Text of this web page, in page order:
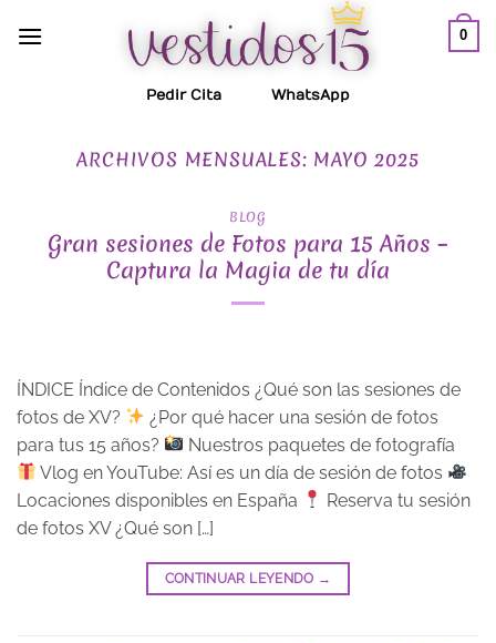
0
Pedir Cita WhatsApp
ARCHIVOS MENSUALES: MAYO 2025
BLOG
Gran sesiones de Fotos para 15 Años –
Captura la Magia de tu día
ÍNDICE Índice de Contenidos ¿Qué son las sesiones de
fotos de XV?
¿Por qué hacer una sesión de fotos
para tus 15 años?
Nuestros paquetes de fotografía
Vlog en YouTube: Así es un día de sesión de fotos
Locaciones disponibles en España
Reserva tu sesión
de fotos XV ¿Qué son […]
CONTINUAR LEYENDO →